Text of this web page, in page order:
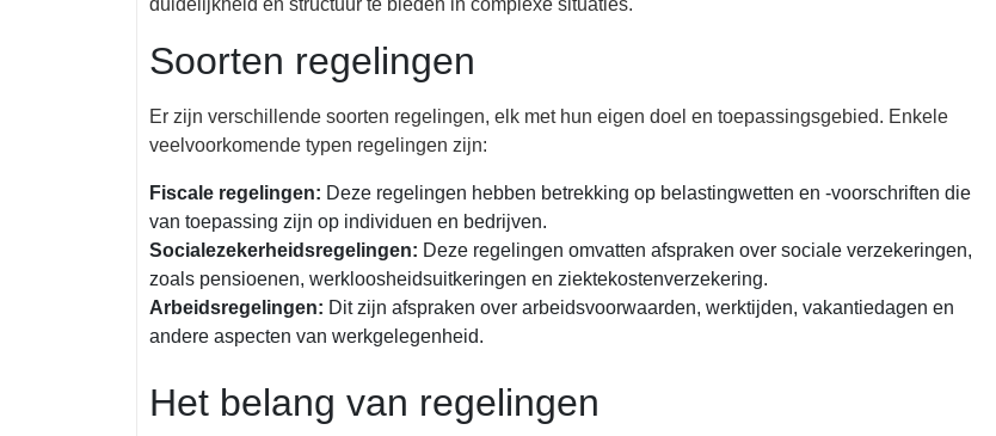
duidelijkheid en structuur te bieden in complexe situaties.
Soorten regelingen
Er zijn verschillende soorten regelingen, elk met hun eigen doel en toepassingsgebied. Enkele
veelvoorkomende typen regelingen zijn:
Fiscale regelingen: Deze regelingen hebben betrekking op belastingwetten en -voorschriften die
van toepassing zijn op individuen en bedrijven.
Socialezekerheidsregelingen: Deze regelingen omvatten afspraken over sociale verzekeringen,
zoals pensioenen, werkloosheidsuitkeringen en ziektekostenverzekering.
Arbeidsregelingen: Dit zijn afspraken over arbeidsvoorwaarden, werktijden, vakantiedagen en
andere aspecten van werkgelegenheid.
Het belang van regelingen